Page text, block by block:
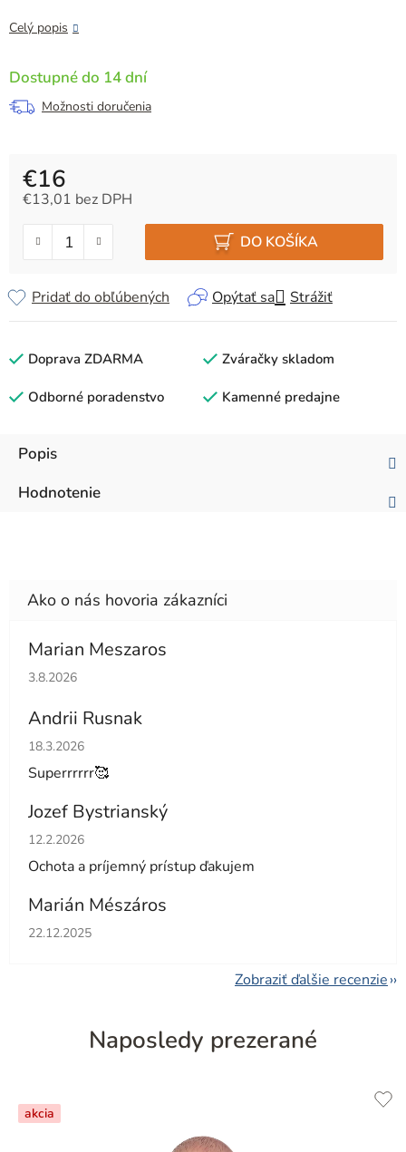
Celý popis
Dostupné do 14 dní
Možnosti doručenia
€16
€13,01 bez DPH
DO KOŠÍKA
Opýtať sa Strážiť
Pridať do obľúbených
Doprava ZDARMA Zváračky skladom
Odborné poradenstvo Kamenné predajne
Popis
Hodnotenie
Marian Meszaros
Hodnotenie obchodu je 5 z 5 hviezdičiek.
3.8.2026
Andrii Rusnak
Hodnotenie obchodu je 5 z 5 hviezdičiek.
18.3.2026
Superrrrrr🥰
Jozef Bystrianský
Hodnotenie obchodu je 5 z 5 hviezdičiek.
12.2.2026
Ochota a príjemný prístup ďakujem
Marián Mészáros
Hodnotenie obchodu je 5 z 5 hviezdičiek.
22.12.2025
Zobraziť ďalšie recenzie
Naposledy prezerané
akcia